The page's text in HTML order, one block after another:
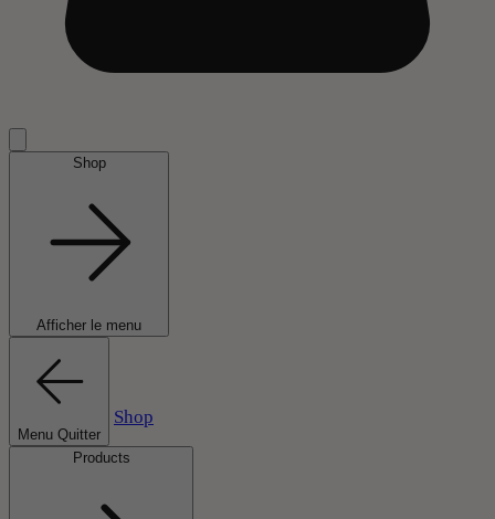
Shop
Afficher le menu
Menu Quitter
Shop
Products